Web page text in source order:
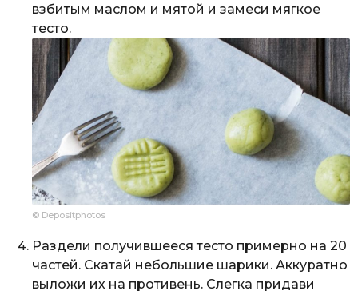
взбитым маслом и мятой и замеси мягкое
тесто.
© Depositphotos
Раздели получившееся тесто примерно на 20
частей. Скатай небольшие шарики. Аккуратно
выложи их на противень. Слегка придави